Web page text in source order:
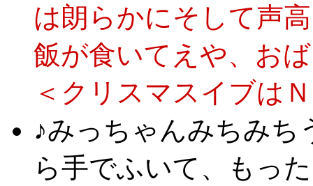
は朗らかにそして声
飯が食いてえや、お
＜クリスマスイブは
♪みっちゃんみちみち
ら手でふいて、もっ